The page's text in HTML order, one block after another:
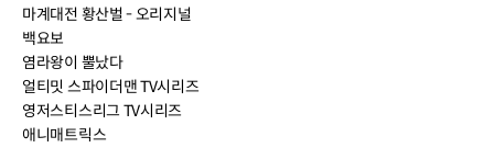
마계대전 황산벌 - 오리지널
백요보
염라왕이 뿔났다
얼티밋 스파이더맨 TV시리즈
영저스티스리그 TV시리즈
애니매트릭스